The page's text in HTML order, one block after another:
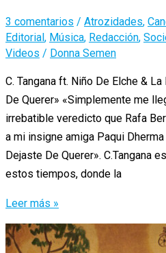
3 comentarios / Atrozidades,
Editorial, Música, Redacción,
Videos / Donna Semen
C. Tangana ft. Niño De Elche &
De Querer» «Simplemente me
irrebatible veredicto que Rafa
a mi insigne amiga Paqui
Dejaste De Querer». C.Tangana
estos tiempos, donde la
C.
Tangana
ft.
Leer más »